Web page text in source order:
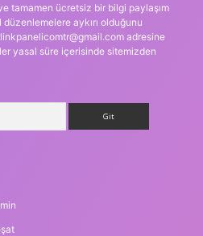
tamamen ücretsiz bir bilgi paylaşım
aykırı olduğunu
adresine
yasal süre içerisinde sitemizden